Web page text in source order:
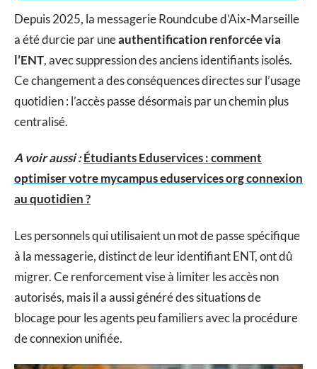
Depuis 2025, la messagerie Roundcube d’Aix-Marseille
a été durcie par uneauthentification renforcée via
l’ENT, avec suppression des anciens identifiants isolés.
Ce changement a des conséquences directes sur l’usage
quotidien : l’accès passe désormais par un chemin plus
centralisé.
A voir aussi :Étudiants Eduservices : comment
optimiser votre mycampus eduservices org connexion
au quotidien ?
Les personnels qui utilisaient un mot de passe spécifique
à la messagerie, distinct de leur identifiant ENT, ont dû
migrer. Ce renforcement vise à limiter les accès non
autorisés, mais il a aussi généré des situations de
blocage pour les agents peu familiers avec la procédure
de connexion unifiée.